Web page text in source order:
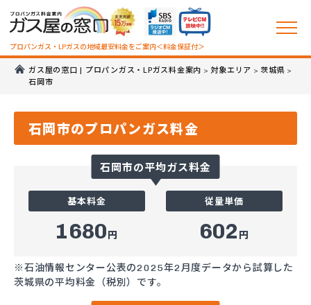
プロパンガス・LPガスの地域最安料金をご案内＜料金保証付＞
ガス屋の窓口 | プロパンガス・LPガス料金案内 > 対象エリア > 茨城県 >
石岡市
石岡市のプロパンガス料金
石岡市の平均ガス料金
基本料金
1680円
従量単価
602 円
※石油情報センター公表の2025年2月度データから試算した
茨城県の平均料金（税別）です。